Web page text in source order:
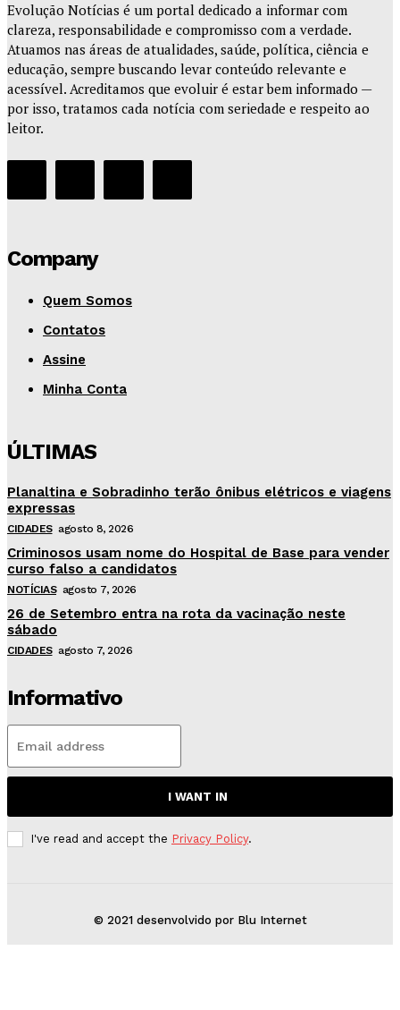
Evolução Notícias é um portal dedicado a informar com
clareza, responsabilidade e compromisso com a verdade.
Atuamos nas áreas de atualidades, saúde, política, ciência e
educação, sempre buscando levar conteúdo relevante e
acessível. Acreditamos que evoluir é estar bem informado —
por isso, tratamos cada notícia com seriedade e respeito ao
leitor.
Company
Quem Somos
Contatos
Assine
Minha Conta
ÚLTIMAS
Planaltina e Sobradinho terão ônibus elétricos e viagens
expressas
CIDADES agosto 8, 2026
Criminosos usam nome do Hospital de Base para vender
curso falso a candidatos
NOTÍCIAS agosto 7, 2026
26 de Setembro entra na rota da vacinação neste
sábado
CIDADES agosto 7, 2026
Informativo
I WANT IN
I've read and accept the Privacy Policy.
© 2021 desenvolvido por Blu Internet